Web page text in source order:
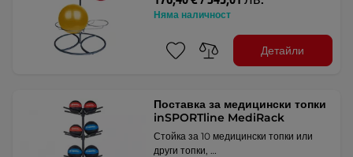
Няма наличност
Детайли
Поставка за медицински топки
inSPORTline MediRack
Стойка за 10 медицински топки или
други топки, …